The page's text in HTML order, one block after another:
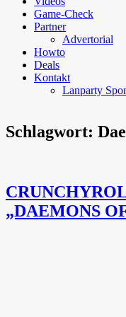
Game-Check
Partner
Advertorial
Howto
Deals
Kontakt
Lanparty
Schlagwort:
„DAEMONS